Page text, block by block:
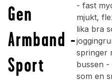
Gen
Armband -
Sport
- fast
mjukt,
lika bra
springer
bussen -
som en